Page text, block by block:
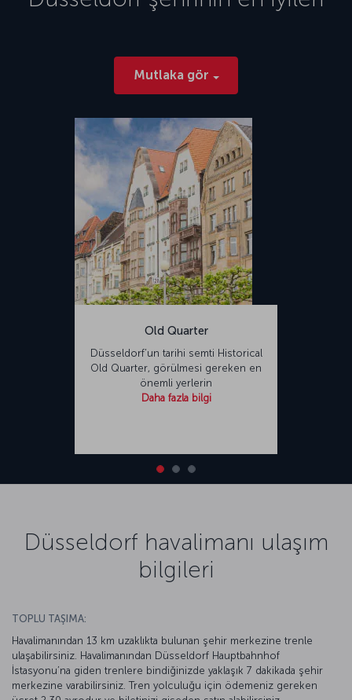
Mutlaka gör
Old Quarter
Düsseldorf’un tarihi semti Historical
Old Quarter, görülmesi gereken en
önemli yerlerin
Daha fazla bilgi
Düsseldorf havalimanı ulaşım
bilgileri
TOPLU TAŞIMA:
Havalimanından 13 km uzaklıkta bulunan şehir merkezine trenle
ulaşabilirsiniz. Havalimanından Düsseldorf Hauptbahnhof
İstasyonu’na giden trenlere bindiğinizde yaklaşık 7 dakikada şehir
merkezine varabilirsiniz. Tren yolculuğu için ödemeniz gereken